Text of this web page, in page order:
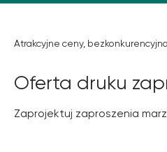
Atrakcyjne ceny,
Oferta druku
Zaprojektuj zaproszenia